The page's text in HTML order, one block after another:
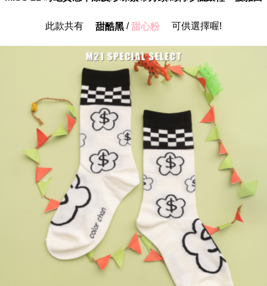
此款共有 甜酷黑 /甜心粉 可供選擇喔!